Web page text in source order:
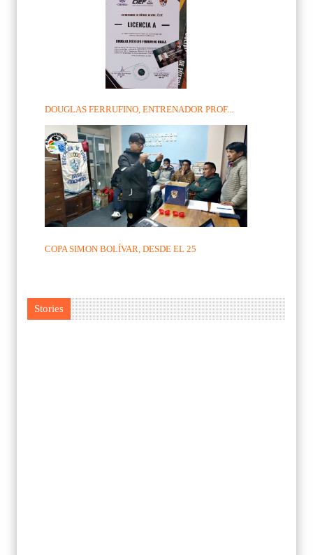
DOUGLAS FERRUFINO, ENTRENADOR PROF...
COPA SIMON BOLÍVAR, DESDE EL 25
Stories